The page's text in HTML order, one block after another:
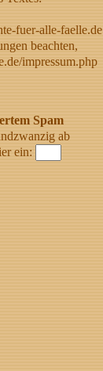
fuer-alle-faelle.de
beachten,
impressum.php
Spam
ab
ein: